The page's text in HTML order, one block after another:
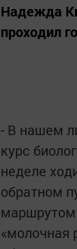
Надежда
проходил
- В нашем
курс
неделе
обратном
маршрутом
«молочная